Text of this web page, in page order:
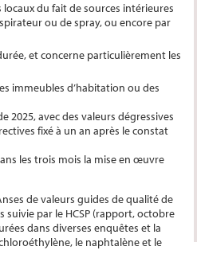
locaux du fait de sources intérieures
ou de spray, ou encore par
et concerne particulièrement les
immeubles d’habitation ou des
2025, avec des valeurs dégressives
fixé à un an après le constat
les trois mois la mise en œuvre
de valeurs guides de qualité de
par le HCSP (rapport, octobre
dans diverses enquêtes et la
le naphtalène et le